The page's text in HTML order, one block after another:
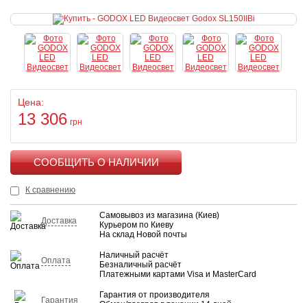
Цена:
13 306 грн
К сравнению
Доставка
Самовывоз из магазина (Киев)
Курьером по Киеву
На склад Новой почты
Оплата
Наличный расчёт
Безналичный расчёт
Платежными картами Visa и MasterCard
Гарантия
Гарантия от производителя